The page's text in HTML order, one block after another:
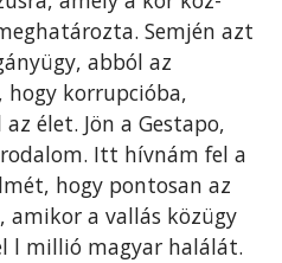
Semjén azt
abból az
korrupcióba,
élet. Jön a Gesta­po,
Itt hívnám fel a
hogy pontosan az
amikor a vallás köz­ügy
l millió magyar halálát.